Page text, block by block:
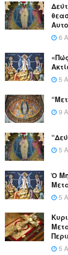
6
5
9
5
Ὁ
5
5